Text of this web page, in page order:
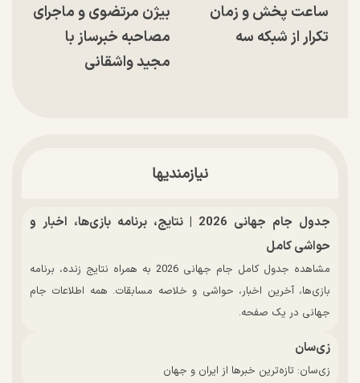
ساعت پخش و زمان
تکرار از شبکه سه
بیژن مرتضوی و ماجرای
مصاحبه خبرساز با
مجید واشقانی
نیازمندیها
جدول جام جهانی 2026 | نتایج، برنامه بازی‌ها، اخبار و
حواشی کامل
مشاهده جدول کامل جام جهانی 2026 به همراه نتایج زنده، برنامه
بازی‌ها، آخرین اخبار، حواشی و خلاصه مسابقات. همه اطلاعات جام
جهانی در یک صفحه.
زی‌سان
زی‌سان: تازه‌ترین خبرها از ایران و جهان